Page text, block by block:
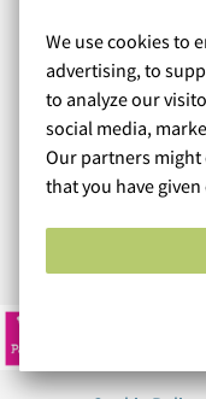
We use cookies to
advertising, to
to analyze our
social media,
Our partners
that you have
Todella huippu
Ja lähetys oli
Tulen jatkossakin
Read more reviews...